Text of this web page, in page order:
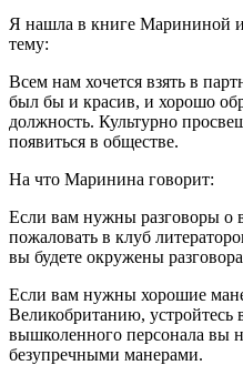
Я нашла в книге Марининой
тему:
Всем нам хочется взять в
был бы и красив, и хорошо
должность. Культурно
появиться в обществе.
На что Маринина говорит:
Если вам нужны разговоры о
пожаловать в клуб
вы будете окружены
Если вам нужны хорошие
Великобританию, устройтесь
вышколенного персонала вы
безупречными манерами.